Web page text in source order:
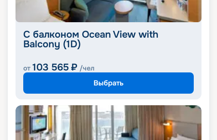
С балконом Ocean View with
Balcony (1D)
от 103 565 ₽ /чел
Выбрать